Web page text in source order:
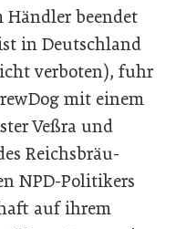
beendet
in Deutschland
verboten), fuhr
mit einem
Veßra und
Reichsbräu-
NPD-Politikers
auf ihrem